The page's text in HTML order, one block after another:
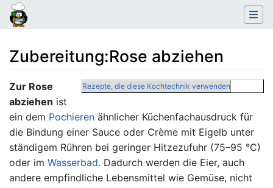
Zubereitung:Rose abziehen
Wechseln zu: Navigation,Suche
Rezepte, die diese Kochtechnik verwenden
Zur Rose
abziehen ist
ein dem Pochieren ähnlicher Küchenfachausdruck für
die Bindung einer Sauce oder Crème mit Eigelb unter
ständigem Rühren bei geringer Hitzezufuhr (75–95 °C)
oder im Wasserbad. Dadurch werden die Eier, auch
andere empfindliche Lebensmittel wie Gemüse, nicht